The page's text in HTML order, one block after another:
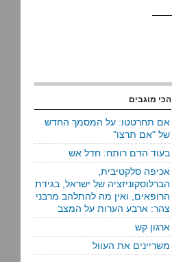
הכי מוגבים
אם תחרטטו: על המסמך החדש
של "אם תרצו"
בעוד הדם רותח: חדל אש
אכיפה סלקטיבית,
הברלוסקוניזציה של ישראל, בגידת
הרופאים, ואין מה להתלהב מרבני
צהר: ארבע הערות על המצב
ארגון קש
משריינים את העוול